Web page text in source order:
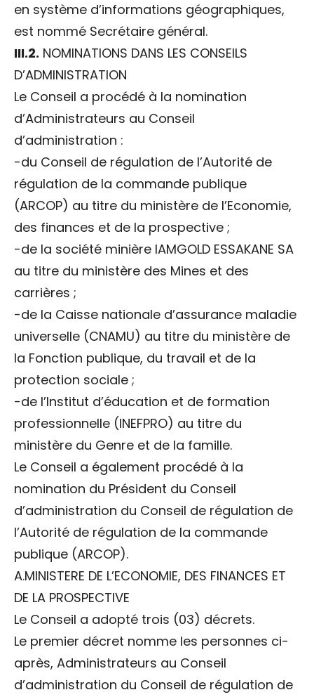
en système d’informations géographiques,
est nommé Secrétaire général.
III.2. NOMINATIONS DANS LES CONSEILS
D’ADMINISTRATION
Le Conseil a procédé à la nomination
d’Administrateurs au Conseil
d’administration :
-du Conseil de régulation de l’Autorité de
régulation de la commande publique
(ARCOP) au titre du ministère de l’Economie,
des finances et de la prospective ;
-de la société minière IAMGOLD ESSAKANE SA
au titre du ministère des Mines et des
carrières ;
-de la Caisse nationale d’assurance maladie
universelle (CNAMU) au titre du ministère de
la Fonction publique, du travail et de la
protection sociale ;
-de l’Institut d’éducation et de formation
professionnelle (INEFPRO) au titre du
ministère du Genre et de la famille.
Le Conseil a également procédé à la
nomination du Président du Conseil
d’administration du Conseil de régulation de
l’Autorité de régulation de la commande
publique (ARCOP).
A.MINISTERE DE L’ECONOMIE, DES FINANCES ET
DE LA PROSPECTIVE
Le Conseil a adopté trois (03) décrets.
Le premier décret nomme les personnes ci-
après, Administrateurs au Conseil
d’administration du Conseil de régulation de